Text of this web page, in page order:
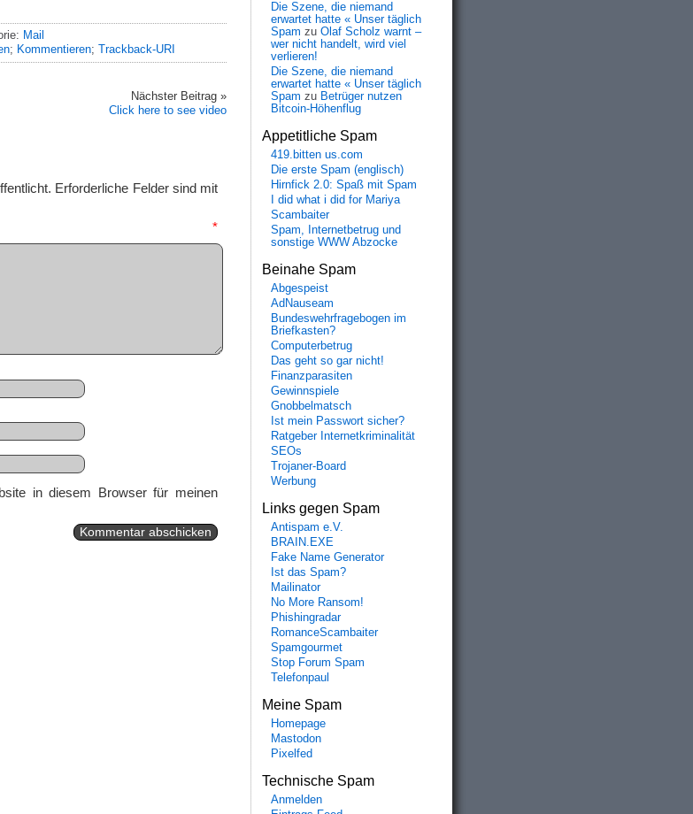
Mail
; Kommentieren; Trackback-URI
Nächster Beitrag »
Click here to see video
Erforderliche Felder sind mit
*
in diesem Browser für meinen
Die Szene, die niemand
erwartet hatte « Unser täglich
Spam zu Olaf Scholz warnt –
wer nicht handelt, wird viel
verlieren!
Die Szene, die niemand
erwartet hatte « Unser täglich
Spam zu Betrüger nutzen
Bitcoin-Höhenflug
Appetitliche Spam
419.bitten us.com
Die erste Spam (englisch)
Hirnfick 2.0: Spaß mit Spam
I did what i did for Mariya
Scambaiter
Spam, Internetbetrug und
sonstige WWW Abzocke
Beinahe Spam
Abgespeist
AdNauseam
Bundeswehrfragebogen im
Briefkasten?
Computerbetrug
Das geht so gar nicht!
Finanzparasiten
Gewinnspiele
Gnobbelmatsch
Ist mein Passwort sicher?
Ratgeber Internetkriminalität
SEOs
Trojaner-Board
Werbung
Links gegen Spam
Antispam e.V.
BRAIN.EXE
Fake Name Generator
Ist das Spam?
Mailinator
No More Ransom!
Phishingradar
RomanceScambaiter
Spamgourmet
Stop Forum Spam
Telefonpaul
Meine Spam
Homepage
Mastodon
Pixelfed
Technische Spam
Anmelden